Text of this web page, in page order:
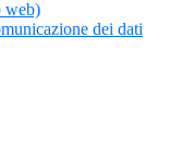
web)
dei dati